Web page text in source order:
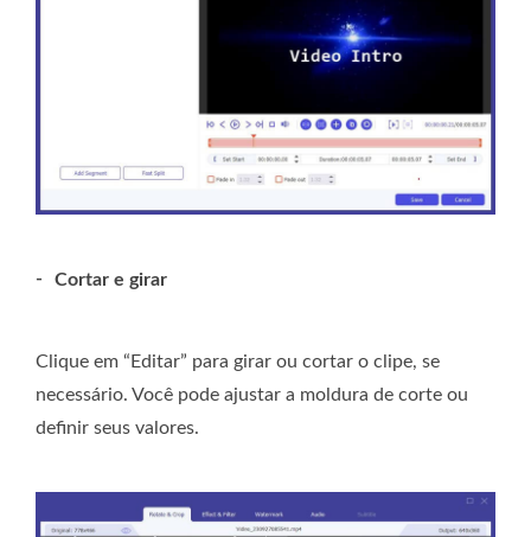
- Cortar e girar
Clique em “Editar” para girar ou cortar o clipe, se
necessário. Você pode ajustar a moldura de corte ou
definir seus valores.